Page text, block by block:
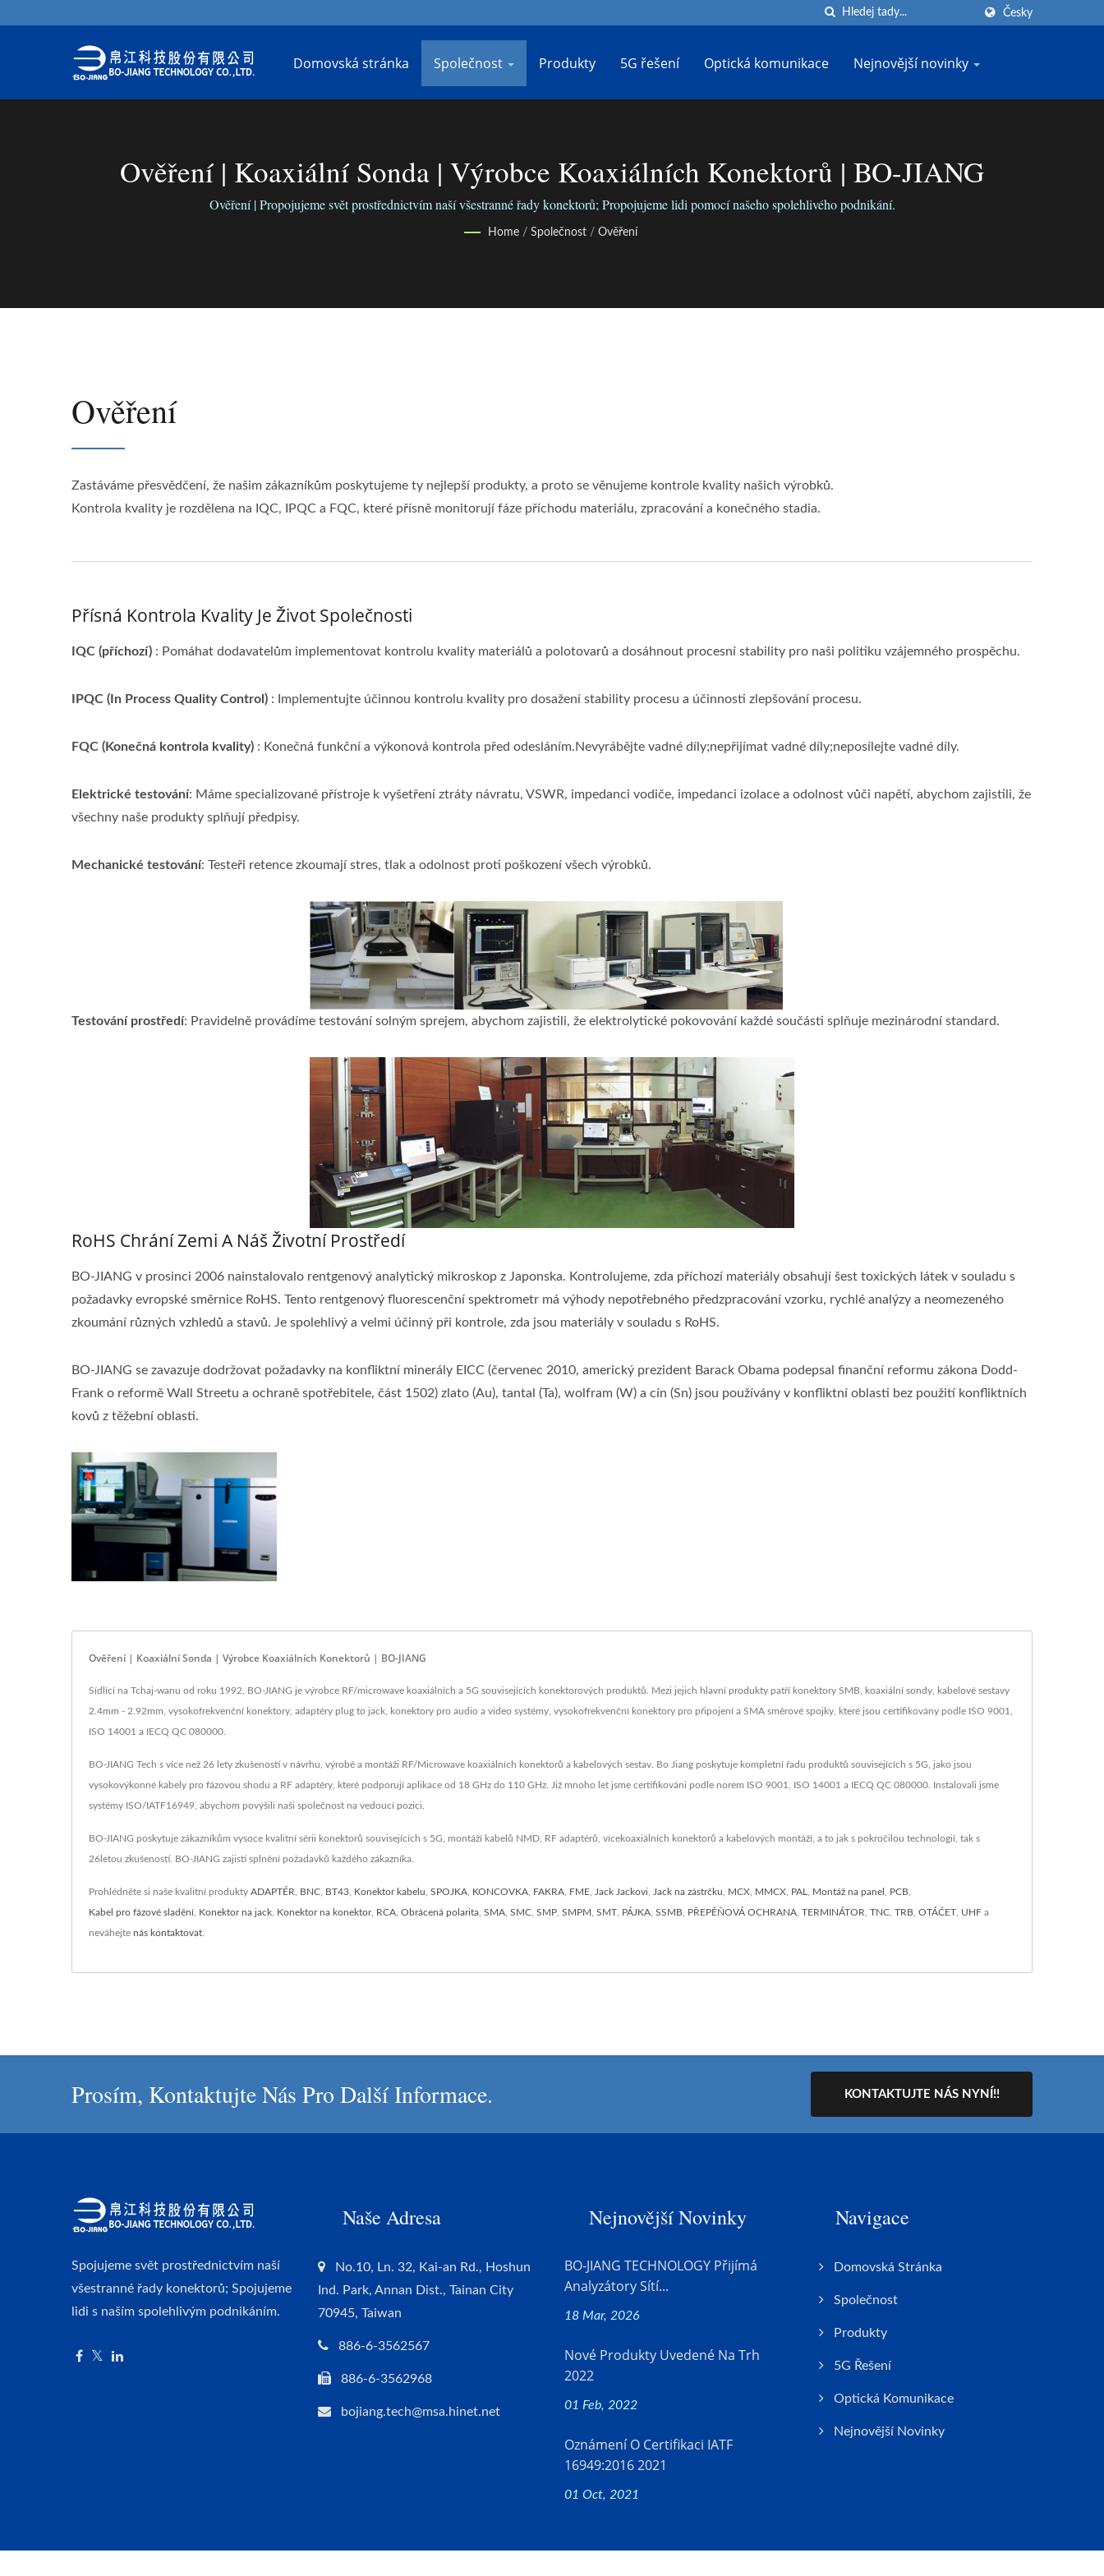
Česky
Domovská stránka Společnost Produkty 5G řešení Optická komunikace Nejnovější novinky
Ověření | Koaxiální Sonda | Výrobce Koaxiálních Konektorů | BO-JIANG
Ověření | Propojujeme svět prostřednictvím naší všestranné řady konektorů; Propojujeme lidi pomocí našeho spolehlivého podnikání.
Home / Společnost / Ověření
Ověření
Zastáváme přesvědčení, že našim zákazníkům poskytujeme ty nejlepší produkty, a proto se věnujeme kontrole kvality našich výrobků.
Kontrola kvality je rozdělena na IQC, IPQC a FQC, které přísně monitorují fáze příchodu materiálu, zpracování a konečného stadia.
Přísná Kontrola Kvality Je Život Společnosti
IQC (příchozí) : Pomáhat dodavatelům implementovat kontrolu kvality materiálů a polotovarů a dosáhnout procesní stability pro naši politiku vzájemného prospěchu.
IPQC (In Process Quality Control) : Implementujte účinnou kontrolu kvality pro dosažení stability procesu a účinnosti zlepšování procesu.
FQC (Konečná kontrola kvality) : Konečná funkční a výkonová kontrola před odesláním.Nevyrábějte vadné díly;nepřijímat vadné díly;neposílejte vadné díly.
Elektrické testování: Máme specializované přístroje k vyšetření ztráty návratu, VSWR, impedanci vodiče, impedanci izolace a odolnost vůči napětí, abychom zajistili, že
všechny naše produkty splňují předpisy.
Mechanické testování: Testeři retence zkoumají stres, tlak a odolnost proti poškození všech výrobků.
Testování prostředí: Pravidelně provádíme testování solným sprejem, abychom zajistili, že elektrolytické pokovování každé součásti splňuje mezinárodní standard.
RoHS Chrání Zemi A Náš Životní Prostředí
BO-JIANG v prosinci 2006 nainstalovalo rentgenový analytický mikroskop z Japonska. Kontrolujeme, zda příchozí materiály obsahují šest toxických látek v souladu s
požadavky evropské směrnice RoHS. Tento rentgenový fluorescenční spektrometr má výhody nepotřebného předzpracování vzorku, rychlé analýzy a neomezeného
zkoumání různých vzhledů a stavů. Je spolehlivý a velmi účinný při kontrole, zda jsou materiály v souladu s RoHS.
BO-JIANG se zavazuje dodržovat požadavky na konfliktní minerály EICC (červenec 2010, americký prezident Barack Obama podepsal finanční reformu zákona Dodd-
Frank o reformě Wall Streetu a ochraně spotřebitele, část 1502) zlato (Au), tantal (Ta), wolfram (W) a cín (Sn) jsou používány v konfliktní oblasti bez použití konfliktních
kovů z těžební oblasti.
Ověření | Koaxiální Sonda | Výrobce Koaxiálních Konektorů | BO-JIANG
Sídlící na Tchaj-wanu od roku 1992, BO-JIANG je výrobce RF/microwave koaxiálních a 5G souvisejících konektorových produktů. Mezi jejich hlavní produkty patří konektory SMB, koaxiální sondy, kabelové sestavy
2.4mm - 2.92mm, vysokofrekvenční konektory, adaptéry plug to jack, konektory pro audio a video systémy, vysokofrekvenční konektory pro připojení a SMA směrové spojky, které jsou certifikovány podle ISO 9001,
ISO 14001 a IECQ QC 080000.
BO-JIANG Tech s více než 26 lety zkušeností v návrhu, výrobě a montáži RF/Microwave koaxiálních konektorů a kabelových sestav. Bo Jiang poskytuje kompletní řadu produktů souvisejících s 5G, jako jsou
vysokovýkonné kabely pro fázovou shodu a RF adaptéry, které podporují aplikace od 18 GHz do 110 GHz. Již mnoho let jsme certifikováni podle norem ISO 9001, ISO 14001 a IECQ QC 080000. Instalovali jsme
systémy ISO/IATF16949, abychom povýšili naši společnost na vedoucí pozici.
BO-JIANG poskytuje zákazníkům vysoce kvalitní sérii konektorů souvisejících s 5G, montáží kabelů NMD, RF adaptérů, vícekoaxiálních konektorů a kabelových montáží, a to jak s pokročilou technologií, tak s
26letou zkušeností. BO-JIANG zajistí splnění požadavků každého zákazníka.
Prohlédněte si naše kvalitní produkty ADAPTÉR BNC BT43 Konektor kabelu SPOJKA KONCOVKA FAKRA FME Jack Jackovi Jack na zástrčku MCX MMCX PAL Montáž na panel PCB
Kabel pro fázové sladění Konektor na jack Konektor na konektor, RCA Obrácená polarita SMA SMC SMP SMPM SMT PÁJKA SSMB PŘEPĚŇOVÁ OCHRANA TERMINÁTOR TNC TRB OTÁČET UHF a
neváhejte nás kontaktovat
Prosím, Kontaktujte Nás Pro Další Informace. KONTAKTUJTE NÁS NYNÍ!!
Spojujeme svět prostřednictvím naší
všestranné řady konektorů; Spojujeme
lidi s naším spolehlivým podnikáním.
Naše Adresa
No.10, Ln. 32, Kai-an Rd., Hoshun
Ind. Park, Annan Dist., Tainan City
70945, Taiwan
886-6-3562567
886-6-3562968
bojiang.tech@msa.hinet.net
Nejnovější Novinky
BO-JIANG TECHNOLOGY Přijímá
Analyzátory Sítí...
18 Mar, 2026
Nové Produkty Uvedené Na Trh
2022
01 Feb, 2022
Oznámení O Certifikaci IATF
16949:2016 2021
01 Oct, 2021
Navigace
Domovská Stránka
Společnost
Produkty
5G Řešení
Optická Komunikace
Nejnovější Novinky